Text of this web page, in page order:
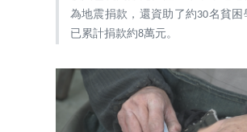
為地震捐款，還資助了約30名貧困
已累計捐款約8萬元。